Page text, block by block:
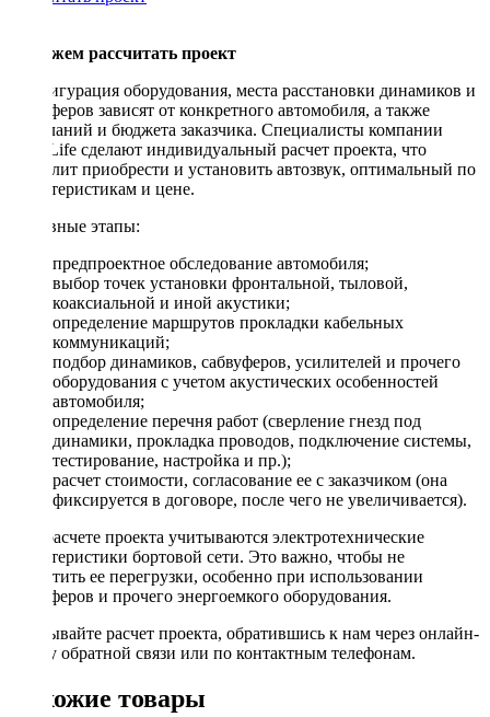
Поможем рассчитать проект
Конфигурация оборудования, места расстановки динамиков и
сабвуферов зависят от конкретного автомобиля, а также
пожеланий и бюджета заказчика. Специалисты компании
DriveLife сделают индивидуальный расчет проекта, что
позволит приобрести и установить автозвук, оптимальный по
характеристикам и цене.
Основные этапы:
предпроектное обследование автомобиля;
выбор точек установки фронтальной, тыловой,
коаксиальной и иной акустики;
определение маршрутов прокладки кабельных
коммуникаций;
подбор динамиков, сабвуферов, усилителей и прочего
оборудования с учетом акустических особенностей
автомобиля;
определение перечня работ (сверление гнезд под
динамики, прокладка проводов, подключение системы,
тестирование, настройка и пр.);
расчет стоимости, согласование ее с заказчиком (она
фиксируется в договоре, после чего не увеличивается).
При расчете проекта учитываются электротехнические
характеристики бортовой сети. Это важно, чтобы не
допустить ее перегрузки, особенно при использовании
сабвуферов и прочего энергоемкого оборудования.
Заказывайте расчет проекта, обратившись к нам через онлайн-
форму обратной связи или по контактным телефонам.
Похожие товары